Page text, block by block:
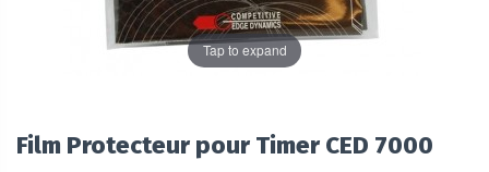
Tap to expand
Film Protecteur pour Timer CED 7000